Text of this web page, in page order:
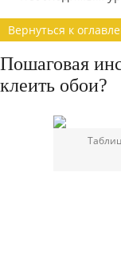
Вернуться к
Пошаговая
клеить обои?